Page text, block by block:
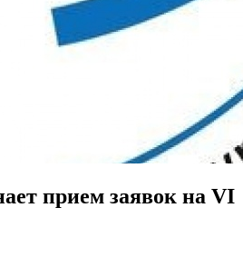
прием заявок на VI